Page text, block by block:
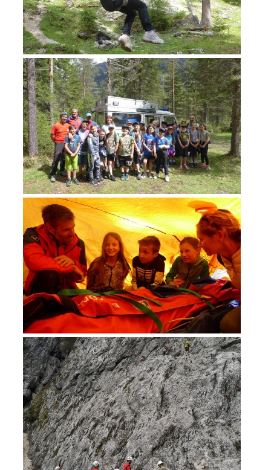
Ausbildung
TÄTIGKEIT
Bergrettung